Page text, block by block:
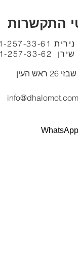
התקשרות
נירית 051-257-33-61
שירן 051-257-33-62
שבזי 26 ראש העין
info@dhalomot.com
WhatsApp